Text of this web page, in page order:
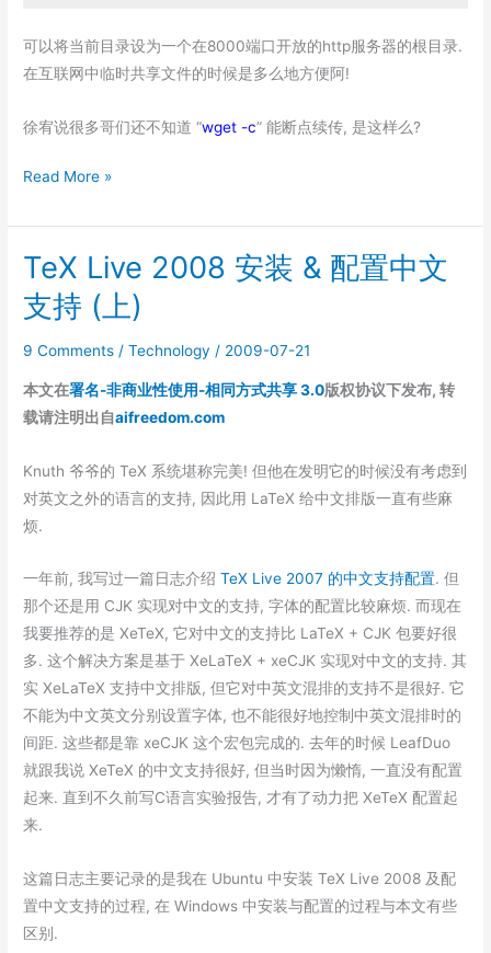
可以将当前目录设为一个在8000端口开放的http服务器的根目录.
在互联网中临时共享文件的时候是多么地方便阿!
徐宥说很多哥们还不知道 “wget -c” 能断点续传, 是这样么?
Linux
(1)
Read More »
TeX Live 2008 安装 & 配置中文
支持 (上)
9 Comments /Technology / 2009-07-21
本文在署名-非商业性使用-相同方式共享 3.0版权协议下发布, 转
载请注明出自aifreedom.com
Knuth 爷爷的 TeX 系统堪称完美! 但他在发明它的时候没有考虑到
对英文之外的语言的支持, 因此用 LaTeX 给中文排版一直有些麻
烦.
一年前, 我写过一篇日志介绍TeX Live 2007 的中文支持配置. 但
那个还是用 CJK 实现对中文的支持, 字体的配置比较麻烦. 而现在
我要推荐的是 XeTeX, 它对中文的支持比 LaTeX + CJK 包要好很
多. 这个解决方案是基于 XeLaTeX + xeCJK 实现对中文的支持. 其
实 XeLaTeX 支持中文排版, 但它对中英文混排的支持不是很好. 它
不能为中文英文分别设置字体, 也不能很好地控制中英文混排时的
间距. 这些都是靠 xeCJK 这个宏包完成的. 去年的时候 LeafDuo
就跟我说 XeTeX 的中文支持很好, 但当时因为懒惰, 一直没有配置
起来. 直到不久前写C语言实验报告, 才有了动力把 XeTeX 配置起
来.
这篇日志主要记录的是我在 Ubuntu 中安装 TeX Live 2008 及配
置中文支持的过程, 在 Windows 中安装与配置的过程与本文有些
区别.